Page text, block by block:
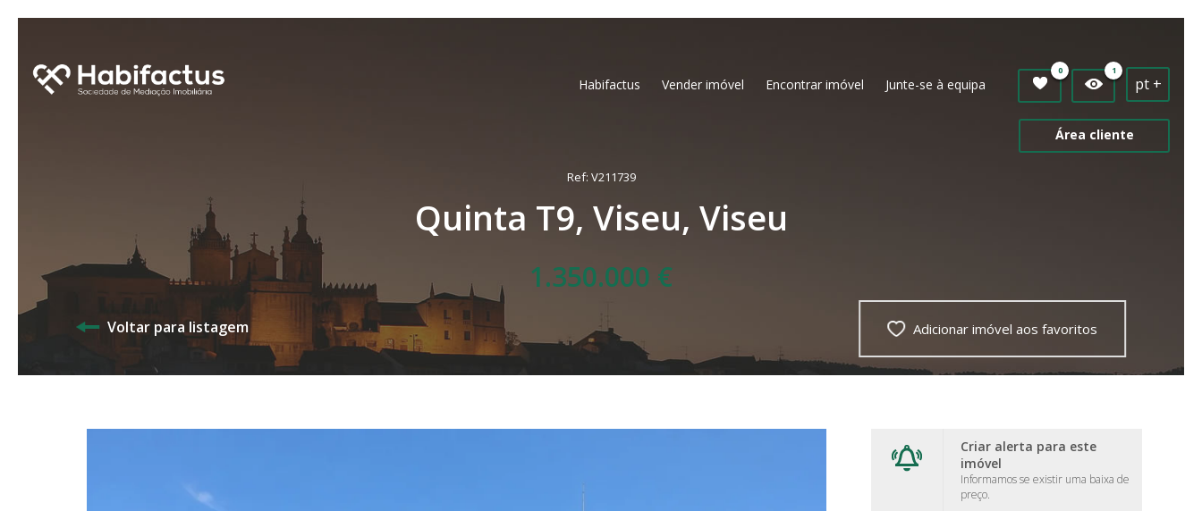
Habifactus Vender imóvel Encontrar imóvel Junte-se à equipa
0 1
Área cliente
pt +
Ref: V211739
Quinta T9, Viseu, Viseu
1.350.000 €
Voltar para listagem Adicionar imóvel aos favoritos
Criar alerta para este
imóvel
Informamos se existir uma baixa de
preço.